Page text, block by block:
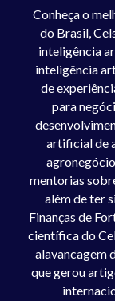
Conheça o
do Brasil,
inteligência
inteligência
de
para
artificial de
mentorias
além de ter
Finanças de
científica do
alavancagem
que gerou